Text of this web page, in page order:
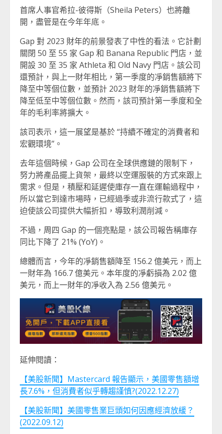
首席人事官希拉-彼得斯（Sheila Peters）也將離
開，盡管是在今年年底。
Gap 對 2023 財年的前景發表了中性的看法。它計劃
關閉 50 至 55 家 Gap 和 Banana Republic 門店，並
開設 30 至 35 家 Athleta 和 Old Navy 門店。該公司
還預計，與上一財年相比，第一季度的凈銷售額將下
降至中等個位數，並預計 2023 財年的凈銷售額將下
降至低至中等個位數。然而，該司預計第一季度和全
年的毛利率將擴大。
該司表示，這一展望是基於 “持續不確定的消費者和
宏觀環境”。
去年這個時候，Gap 公司在全球供應鏈的限制下，
努力將產品擺上貨架，最終以空運服裝的方式來跟上
需求。但是，積壓和延遲使庫存一直在運輸過程中，
所以當它到達市場時，已經過季或非流行款式了，這
迫使該公司提供大幅折扣，導致利潤削減。
不過，周四 Gap 的一個亮點是，該公司報告稱庫存
同比下降了 21% (YoY)。
總體而言，今年的凈銷售額降至 156.2 億美元，而上
一財年為 166.7 億美元。本年度的凈虧損為 2.02 億
美元，而上一財年的凈收入為 2.56 億美元。
延伸閱讀：
【美股新聞】Mastercard 報告顯示，美國零售額增
長7.6%，但消費者似乎轉趨謹慎?(2022.12.27)
【美股新聞】美國零售業巨頭如何因應經濟放緩？
(2022.09.12)